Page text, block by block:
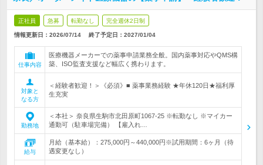
正社員 急募 転勤なし 完全週休2日制
情報更新日：2026/07/14 終了予定日： 2027/01/04
仕事内容
医療機器メーカーでの薬事申請業務全般。国内薬事対応やQMS構
築、ISO監査支援など幅広く携わります。
対象と
なる方
＜経験者歓迎！＞《必須》■ 薬事業務経験 ★年休120日★福利厚
生充実
勤務地
＜本社＞ 奈良県生駒市北田原町1067-25 ※転勤なし ※マイカー
通勤可（駐車場完備） 【雇入れ…
給与
月給（基本給）：275,000円～440,000円※試用期間：6ヶ月（待
遇変更なし）